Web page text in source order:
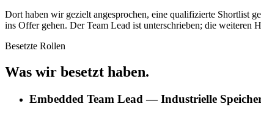
Dort haben wir gezielt angesprochen, eine qualifizierte Shortlist
ins Offer gehen. Der Team Lead ist unterschrieben; die weiteren
Besetzte Rollen
Was wir besetzt haben.
Embedded Team Lead — Industrielle